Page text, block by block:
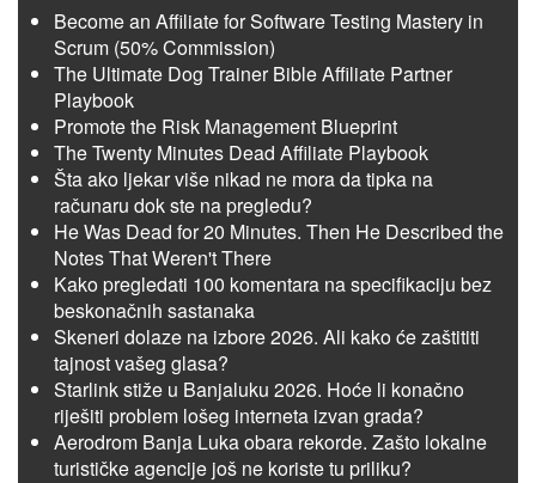
Become an Affiliate for Software Testing Mastery in
Scrum (50% Commission)
The Ultimate Dog Trainer Bible Affiliate Partner
Playbook
Promote the Risk Management Blueprint
The Twenty Minutes Dead Affiliate Playbook
Šta ako ljekar više nikad ne mora da tipka na
računaru dok ste na pregledu?
He Was Dead for 20 Minutes. Then He Described the
Notes That Weren't There
Kako pregledati 100 komentara na specifikaciju bez
beskonačnih sastanaka
Skeneri dolaze na izbore 2026. Ali kako će zaštititi
tajnost vašeg glasa?
Starlink stiže u Banjaluku 2026. Hoće li konačno
riješiti problem lošeg interneta izvan grada?
Aerodrom Banja Luka obara rekorde. Zašto lokalne
turističke agencije još ne koriste tu priliku?